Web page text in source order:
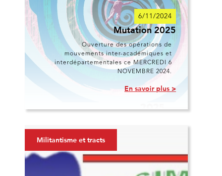
6/11/2024
Mutation 2025
Ouverture des opérations de
mouvements inter-académiques et
interdépartementales ce MERCREDI 6
NOVEMBRE 2024.
En savoir plus >
Militantisme et tracts